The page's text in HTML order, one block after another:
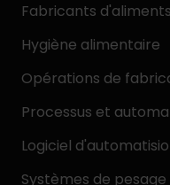
Fabricants
Hygiène alimentaire
Opérations de
Processus et
Logiciel
Systèmes de